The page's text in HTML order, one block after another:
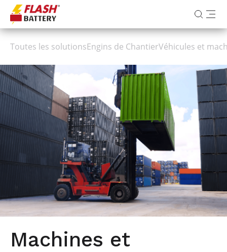
Toutes les solutionsEngins de ChantierVéhicules et
Machines et